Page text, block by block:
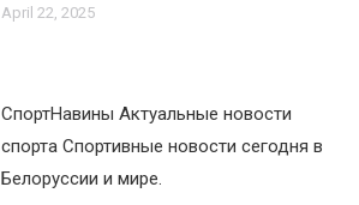
April 22, 2025
СпортНавины Актуальные новости
спорта Спортивные новости сегодня в
Белоруссии и мире.